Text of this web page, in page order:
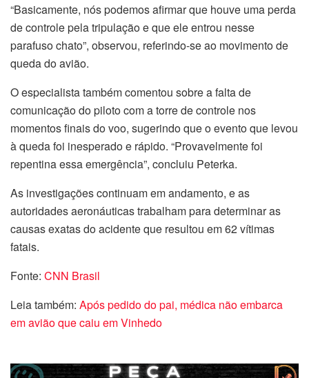
“Basicamente, nós podemos afirmar que houve uma perda
de controle pela tripulação e que ele entrou nesse
parafuso chato”, observou, referindo-se ao movimento de
queda do avião.
O especialista também comentou sobre a falta de
comunicação do piloto com a torre de controle nos
momentos finais do voo, sugerindo que o evento que levou
à queda foi inesperado e rápido. “Provavelmente foi
repentina essa emergência”, concluiu Peterka.
As investigações continuam em andamento, e as
autoridades aeronáuticas trabalham para determinar as
causas exatas do acidente que resultou em 62 vítimas
fatais.
Fonte: CNN Brasil
Leia também: Após pedido do pai, médica não embarca
em avião que caiu em Vinhedo